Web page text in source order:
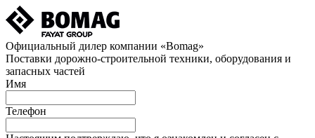
Официальный дилер компании «Bomag»
Поставки дорожно-строительной техники, оборудования и
запасных частей
Имя
Телефон